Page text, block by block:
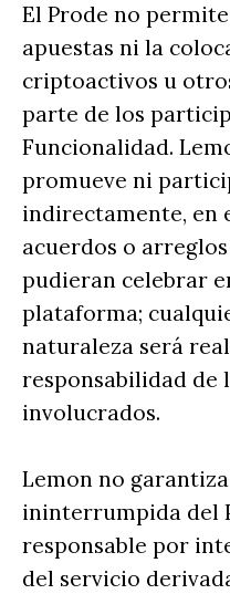
El Prode no
apuestas ni la
criptoactivos u
parte de los
Funcionalidad.
promueve ni
indirectamente, en
acuerdos o
pudieran celebrar
plataforma;
naturaleza será
responsabilidad de
involucrados.
Lemon no
ininterrumpida del
responsable por
del servicio